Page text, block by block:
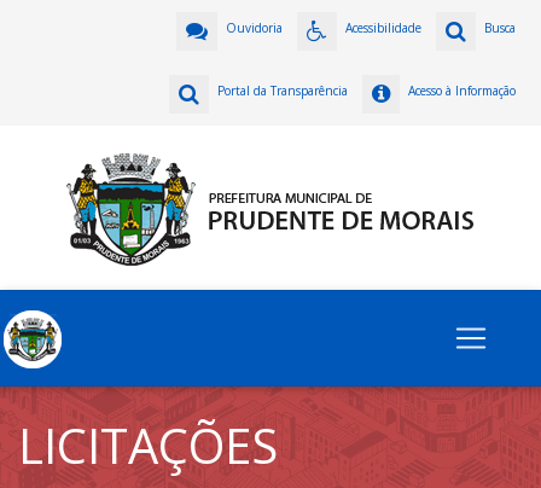
Busca
Acessibilidade
Ouvidoria
Acesso à Informação
Portal da Transparência
LICITAÇÕES